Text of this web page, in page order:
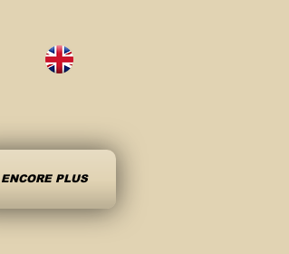
ENCORE PLUS